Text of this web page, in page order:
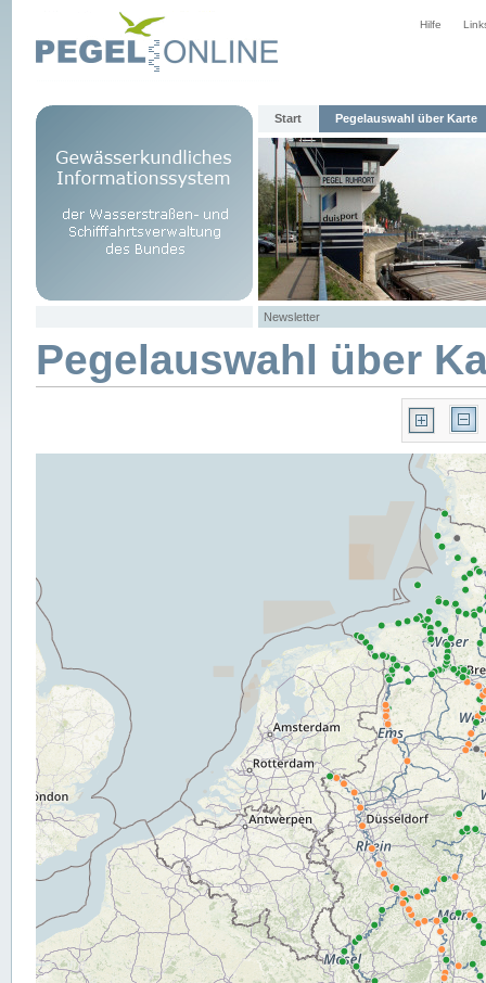
Hilfe
Start Pegelauswahl über Karte
Newsletter
Pegelauswahl über